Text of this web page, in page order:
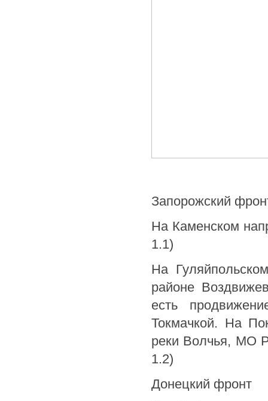
Запорожский
На Каменском
1.1)
На
районе
есть
Токмачкой. На
реки Волчья, МО
1.2)
Донецкий фронт